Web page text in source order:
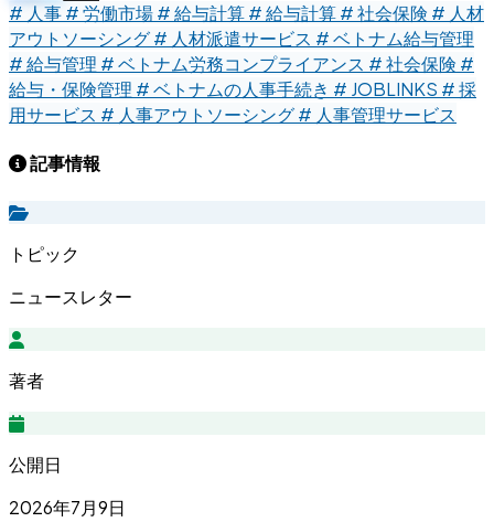
# 人事# 労働市場# 給与計算# 給与計算# 社会保険 # 人材
アウトソーシング# 人材派遣サービス # ベトナム給与管理
# 給与管理 # ベトナム労務コンプライアンス # 社会保険 #
給与・保険管理 # ベトナムの人事手続き # JOBLINKS # 採
用サービス # 人事アウトソーシング# 人事管理サービス
記事情報
トピック
ニュースレター
著者
公開日
2026年7月9日